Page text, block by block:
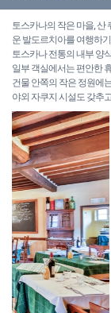
토스카나의 작은 마을, 산
운 발도르치아를 여행하
토스카나 전통의 내부 양
일부 객실에서는 편안한
건물 안쪽의 작은 정원에
야외 자쿠지 시설도 갖추